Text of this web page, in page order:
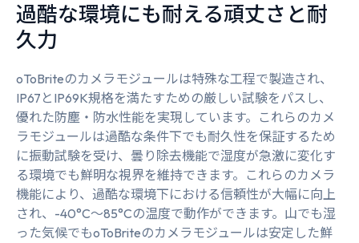
過酷な環境にも耐える頑丈さと耐
久力
oToBriteのカメラモジュールは特殊な工程で製造され、
IP67とIP69K規格を満たすための厳しい試験をパスし、
優れた防塵・防水性能を実現しています。これらのカメ
ラモジュールは過酷な条件下でも耐久性を保証するため
に振動試験を受け、曇り除去機能で湿度が急激に変化す
る環境でも鮮明な視界を維持できます。これらのカメラ
機能により、過酷な環境下における信頼性が大幅に向上
され、-40°C～85°Cの温度で動作ができます。山でも湿
った気候でもoToBriteのカメラモジュールは安定した鮮